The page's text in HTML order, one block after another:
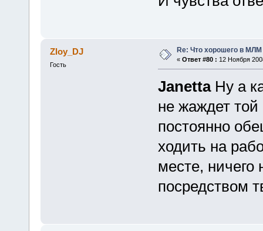
Zloy_DJ
Гость
Re: Что хорошего в МЛМ
« Ответ #80 : 12 Ноября
JanettaНу а
не жаждет
постоянно
ходить на
месте, ничего
посредством